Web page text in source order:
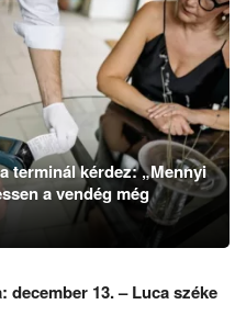
terminál kérdez: „Mennyi
a vendég még
december 13. – Luca széke